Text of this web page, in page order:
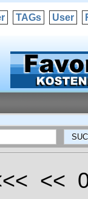
TAGs User
<<